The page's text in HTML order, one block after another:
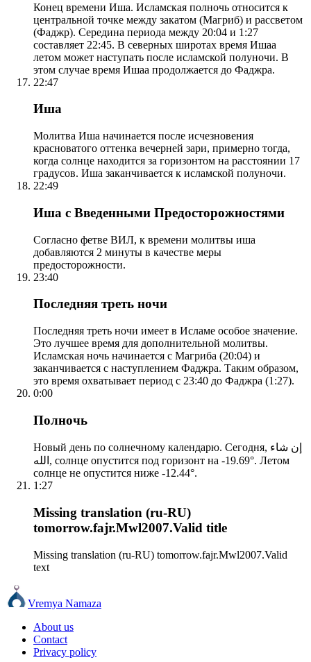
Конец времени Иша. Исламская полночь относится к
центральной точке между закатом (Магриб) и рассветом
(Фаджр). Середина периода между 20:04 и 1:27
составляет 22:45. В северных широтах время Ишаа
летом может наступать после исламской полуночи. В
этом случае время Ишаа продолжается до Фаджра.
22:47
Иша
Молитва Иша начинается после исчезновения
красноватого оттенка вечерней зари, примерно тогда,
когда солнце находится за горизонтом на расстоянии 17
градусов. Иша заканчивается к исламской полуночи.
22:49
Иша с Введенными Предосторожностями
Согласно фетве ВИЛ, к времени молитвы иша
добавляются 2 минуты в качестве меры
предосторожности.
23:40
Последняя треть ночи
Последняя треть ночи имеет в Исламе особое значение.
Это лучшее время для дополнительной молитвы.
Исламская ночь начинается с Магриба (20:04) и
заканчивается с наступлением Фаджра. Таким образом,
это время охватывает период с 23:40 до Фаджра (1:27).
0:00
Полночь
Новый день по солнечному календарю. Сегодня, إن شاء
الله, солнце опустится под горизонт на -19.69°. Летом
солнце не опустится ниже -12.44°.
1:27
Missing translation (ru-RU)
tomorrow.fajr.Mwl2007.Valid title
Missing translation (ru-RU) tomorrow.fajr.Mwl2007.Valid
text
Vremya Namaza
About us
Contact
Privacy policy